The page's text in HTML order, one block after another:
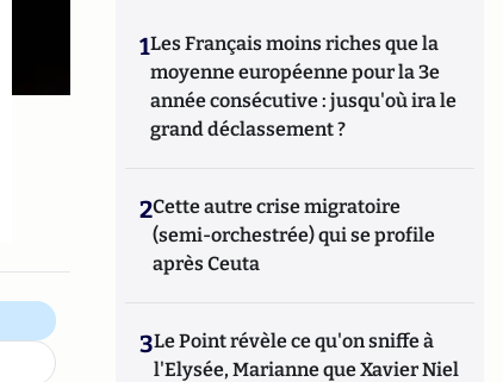
1Les Français moins riches que la
moyenne européenne pour la 3e
année consécutive : jusqu'où ira le
grand déclassement ?
2Cette autre crise migratoire
(semi-orchestrée) qui se profile
après Ceuta
3Le Point révèle ce qu'on sniffe à
l'Elysée, Marianne que Xavier Niel